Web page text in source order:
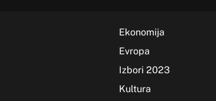
Ekonomija
Evropa
Izbori 2023
Kultura